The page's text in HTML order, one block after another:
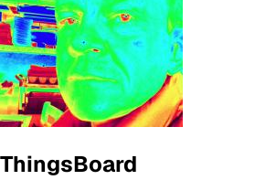
ThingsBoard